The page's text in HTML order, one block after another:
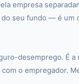
empresa
seu fundo — é um
desemprego. É
o empregador.